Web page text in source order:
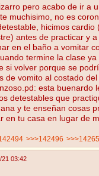
pero acabo de ir a
muchisimo, no es
hicimos cardio
antes de practicar y
en el baño a vomitar
termine la clase ya
si volver porque se
de vomito al costado
esta buenardo
detestables que
y te enseñan cosas
en tu casa en lugar de
>>>142496
21 03:42